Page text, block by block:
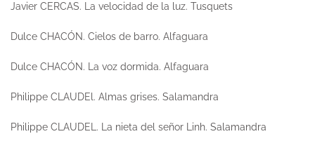
Javier CERCAS. La velocidad de la luz. Tusquets
Dulce CHACÓN. Cielos de barro. Alfaguara
Dulce CHACÓN. La voz dormida. Alfaguara
Philippe CLAUDEl. Almas grises. Salamandra
Philippe CLAUDEL. La nieta del señor Linh. Salamandra